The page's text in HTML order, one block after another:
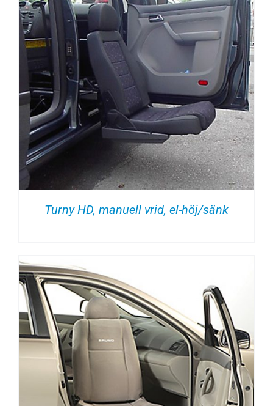
Turny HD, manuell vrid, el-höj/sänk